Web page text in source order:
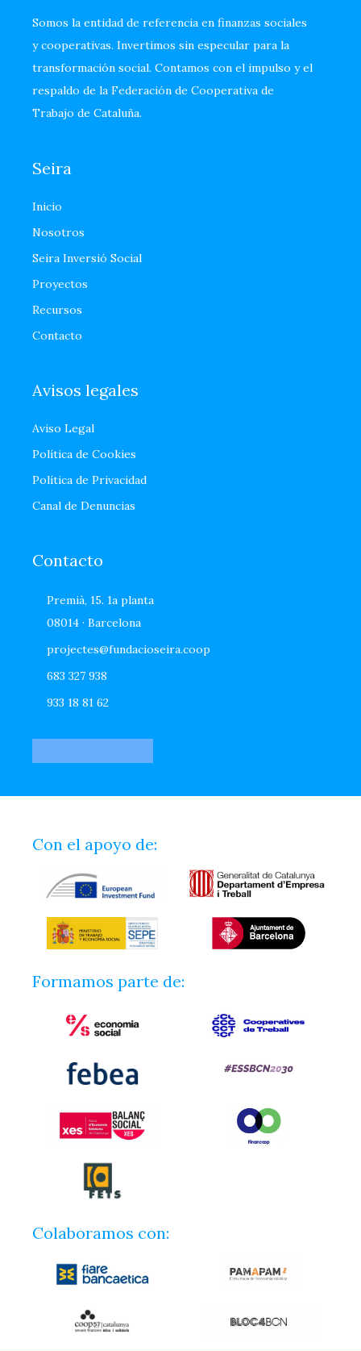
Somos la entidad de referencia en finanzas sociales
y cooperativas. Invertimos sin especular para la
transformación social. Contamos con el impulso y el
respaldo de la Federación de Cooperativa de
Trabajo de Cataluña.
Seira
Inicio
Nosotros
Seira Inversió Social
Proyectos
Recursos
Contacto
Avisos legales
Aviso Legal
Política de Cookies
Política de Privacidad
Canal de Denuncias
Contacto
Premià, 15. 1a planta
08014 · Barcelona
projectes@fundacioseira.coop
683 327 938
933 18 81 62
Con el apoyo de:
Formamos parte de:
Colaboramos con: